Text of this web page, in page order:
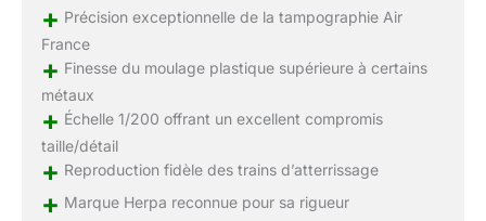
+ Précision exceptionnelle de la tampographie Air
France
+ Finesse du moulage plastique supérieure à certains
métaux
+ Échelle 1/200 offrant un excellent compromis
taille/détail
+ Reproduction fidèle des trains d’atterrissage
+ Marque Herpa reconnue pour sa rigueur